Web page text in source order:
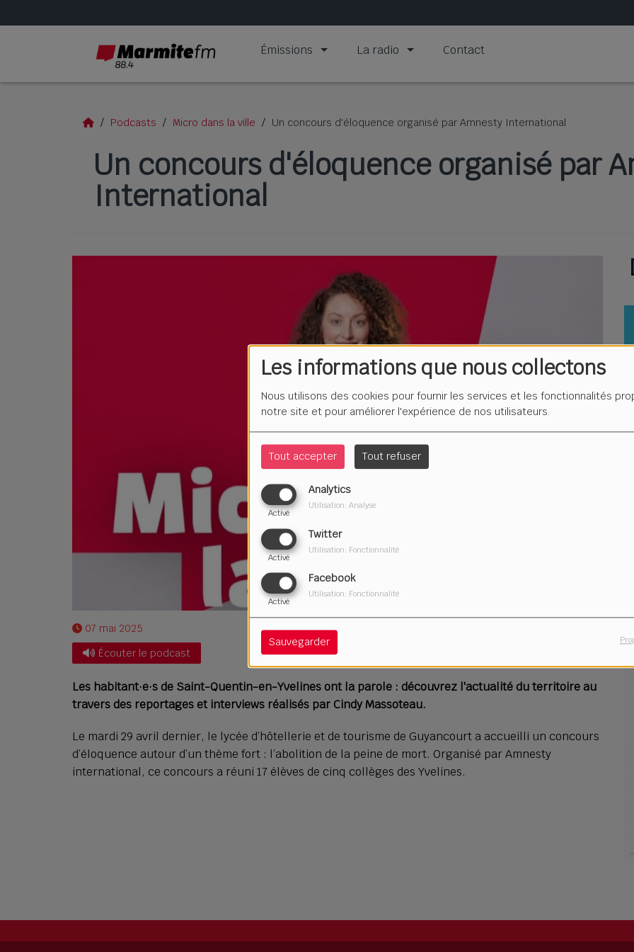
Les informations que nous collectons
Nous utilisons des cookies pour fournir les services et les fonctionnalités
notre site et pour améliorer l'expérience de nos utilisateurs.
Tout accepter Tout refuser
Analytics
Activé
Utilisation: Analyse
Twitter
Activé
Utilisation: Fonctionnalité
Facebook
Activé
Utilisation: Fonctionnalité
Sauvegarder
Émissions La radio Contact
Podcasts Micro dans la ville Un concours d'éloquence organisé par Amnesty International
Un concours d'éloquence organisé par
International
07 mai 2025
Écouter le podcast
Les habitant·e·s de Saint-Quentin-en-Yvelines ont la parole : découvrez l'actualité du territoire au
travers des reportages et interviews réalisés par Cindy Massoteau.
Le mardi 29 avril dernier, le lycée d’hôtellerie et de tourisme de Guyancourt a accueilli un concours
d’éloquence autour d’un thème fort : l’abolition de la peine de mort. Organisé par Amnesty
international, ce concours a réuni 17 élèves de cinq collèges des Yvelines.